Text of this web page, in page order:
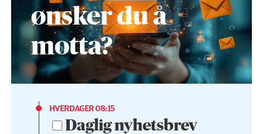
ønsker du å
motta?
HVERDAGER 08:15
Daglig nyhetsbrev